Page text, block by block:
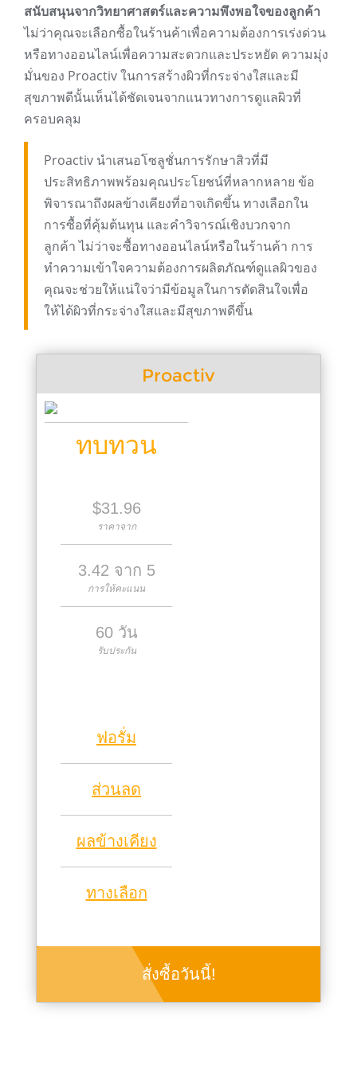
สนับสนุนจากวิทยาศาสตร์และความพึงพอใจของลูกค้า
ไม่ว่าคุณจะเลือกซื้อในร้านค้าเพื่อความต้องการเร่งด่วน
หรือทางออนไลน์เพื่อความสะดวกและประหยัด ความมุ่ง
มั่นของ Proactiv ในการสร้างผิวที่กระจ่างใสและมี
สุขภาพดีนั้นเห็นได้ชัดเจนจากแนวทางการดูแลผิวที่
ครอบคลุม
Proactiv นำเสนอโซลูชั่นการรักษาสิวที่มี
ประสิทธิภาพพร้อมคุณประโยชน์ที่หลากหลาย ข้อ
พิจารณาถึงผลข้างเคียงที่อาจเกิดขึ้น ทางเลือกใน
การซื้อที่คุ้มต้นทุน และคำวิจารณ์เชิงบวกจาก
ลูกค้า ไม่ว่าจะซื้อทางออนไลน์หรือในร้านค้า การ
ทำความเข้าใจความต้องการผลิตภัณฑ์ดูแลผิวของ
คุณจะช่วยให้แน่ใจว่ามีข้อมูลในการตัดสินใจเพื่อ
ให้ได้ผิวที่กระจ่างใสและมีสุขภาพดีขึ้น
Proactiv
ทบทวน
$31.96
ราคาจาก
3.42 จาก 5
การให้คะแนน
60 วัน
รับประกัน
ฟอรั่ม
ส่วนลด
ผลข้างเคียง
ทางเลือก
สั่งซื้อวันนี้!